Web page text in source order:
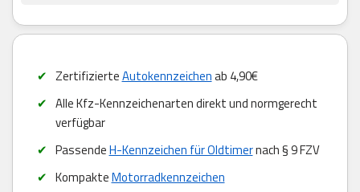
ZertifizierteAutokennzeichenab 4,90€
Alle Kfz-Kennzeichenarten direkt und normgerecht
verfügbar
PassendeH-Kennzeichen für Oldtimernach § 9 FZV
KompakteMotorradkennzeichen